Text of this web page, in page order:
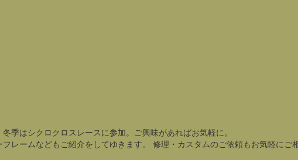
季はシクロクロスレースに参加。ご興味があればお気軽に。
レームなどもご紹介をしてゆきます。 修理・カスタムのご依頼もお気軽にご